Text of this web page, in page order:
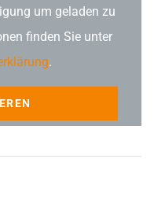
um geladen zu
finden Sie unter
.